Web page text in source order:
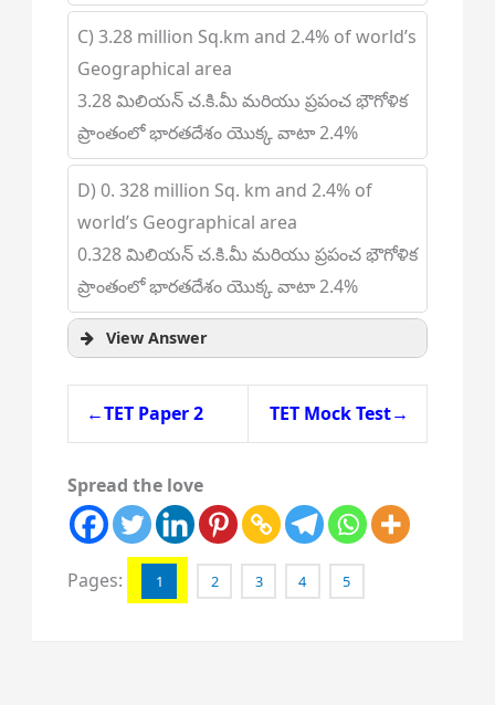
C) 3.28 million Sq.km and 2.4% of world’s
Geographical area
3.28 మిలియన్ చ.కి.మీ మరియు ప్రపంచ భౌగోళిక
ప్రాంతంలో భారతదేశం యొక్క వాటా 2.4%
D) 0. 328 million Sq. km and 2.4% of
world’s Geographical area
0.328 మిలియన్ చ.కి.మీ మరియు ప్రపంచ భౌగోళిక
ప్రాంతంలో భారతదేశం యొక్క వాటా 2.4%
View Answer
←TET Paper 2 TET Mock Test→
Spread the love
Pages: 1 2 3 4 5